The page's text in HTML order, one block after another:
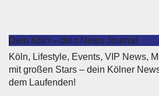
Dein Köln – dein News Journal
Köln, Lifestyle, Events, VIP News,
mit großen Stars – dein Kölner
dem Laufenden!